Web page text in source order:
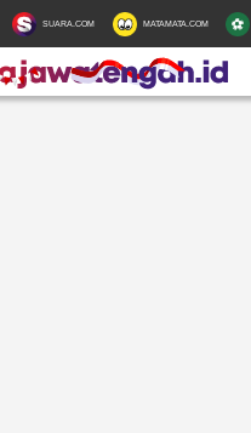
SUARA.COM MATAMATA.COM